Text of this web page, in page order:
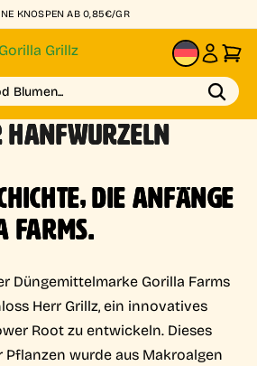
KNOSPEN AB 0,85€/GR
DE
Blumen...
HANFWURZELN
DIE ANFÄNGE
FARMS.
Düngemittelmarke Gorilla Farms
Herr Grillz, ein innovatives
Root zu entwickeln. Dieses
wurde aus Makroalgen